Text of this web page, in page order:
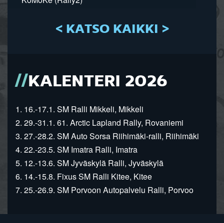
< KATSO KAIKKI >
KALENTERI 2026
1. 16.-17.1. SM Ralli Mikkeli, Mikkeli
2. 29.-31.1. 61. Arctic Lapland Rally, Rovaniemi
3. 27.-28.2. SM Auto Sorsa Riihimäki-ralli, Riihimäki
4. 22.-23.5. SM Imatra Ralli, Imatra
5. 12.-13.6. SM Jyväskylä Ralli, Jyväskylä
6. 14.-15.8. Fixus SM Ralli Kitee, Kitee
7. 25.-26.9. SM Porvoon Autopalvelu Ralli, Porvoo